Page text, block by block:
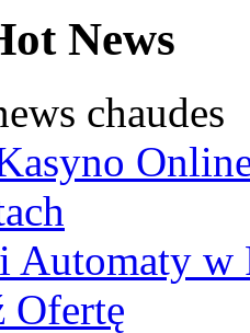
News
chaudes
Automaty w
Ofertę